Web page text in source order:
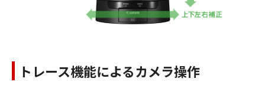
トレース機能によるカメラ操作